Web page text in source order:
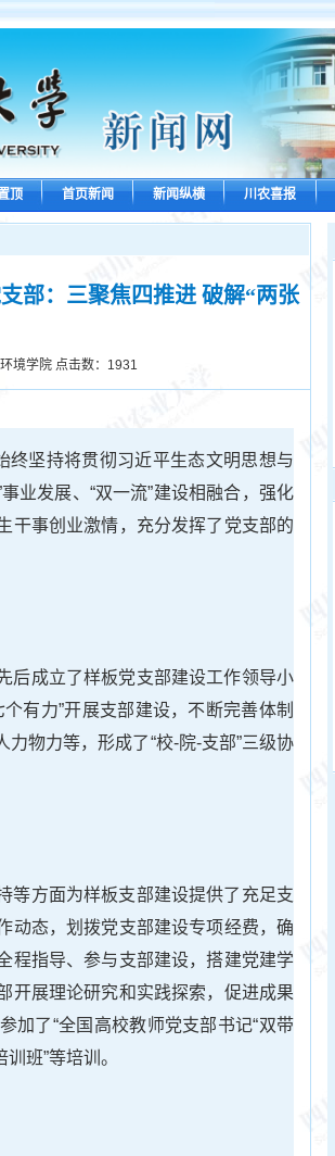
顶 首页新闻 新闻纵横 川农喜报
部：三聚焦四推进 破解“两张
境学院 点击数： 1931
终坚持将贯彻习近平生态文明思想与
业发展、“双一流”建设相融合，强化
干事创业激情，充分发挥了党支部的
后成立了样板党支部建设工作领导小
有力”开展支部建设，不断完善体制
物力等，形成了“校-院-支部”三级协
等方面为样板支部建设提供了充足支
动态，划拨党支部建设专项经费，确
程指导、参与支部建设，搭建党建学
开展理论研究和实践探索，促进成果
加了“全国高校教师党支部书记“双带
班”等培训。